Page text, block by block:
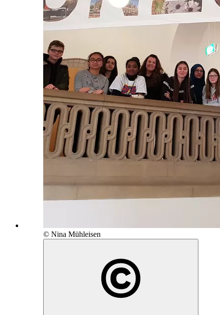
© Nina Mühleisen